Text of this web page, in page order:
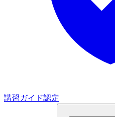
講習ガイド認定